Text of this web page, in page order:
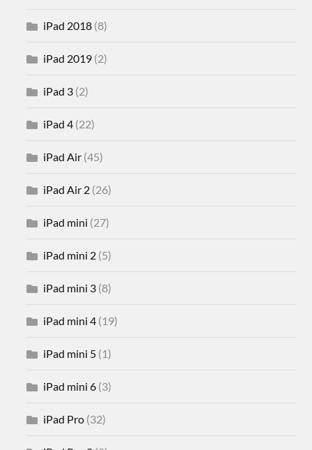
iPad 2018 (8)
iPad 2019 (2)
iPad 3 (2)
iPad 4 (22)
iPad Air (45)
iPad Air 2 (26)
iPad mini (27)
iPad mini 2 (5)
iPad mini 3 (8)
iPad mini 4 (19)
iPad mini 5 (1)
iPad mini 6 (3)
iPad Pro (32)